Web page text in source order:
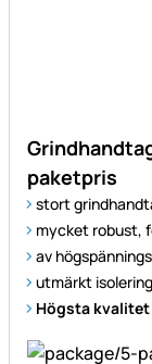
paketpris
stort
mycket robust,
av
utmärkt
Högsta